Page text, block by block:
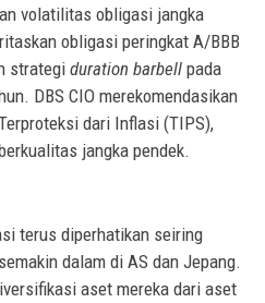
volatilitas obligasi jangka
obligasi peringkat A/BBB
strategi duration barbell pada
DBS CIO merekomendasikan
dari Inflasi (TIPS),
jangka pendek.
terus diperhatikan seiring
dalam di AS dan Jepang.
aset mereka dari aset